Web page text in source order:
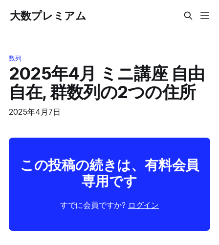
大数プレミアム
数列
2025年4月 ミニ講座 自由
自在, 群数列の2つの住所
2025年4月7日
この投稿の続きは、有料会員
専用です
すでに会員ですか? ログイン